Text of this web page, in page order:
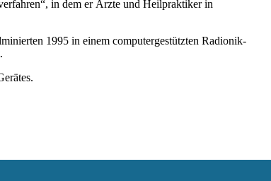
in dem er Ärzte und Heilpraktiker in
1995 in einem computergestützten Radionik-